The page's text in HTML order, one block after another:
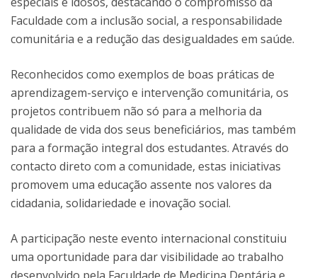
Faculdade com a inclusão social, a responsabilidade
comunitária e a redução das desigualdades em saúde.
Reconhecidos como exemplos de boas práticas de
aprendizagem-serviço e intervenção comunitária, os
projetos contribuem não só para a melhoria da
qualidade de vida dos seus beneficiários, mas também
para a formação integral dos estudantes. Através do
contacto direto com a comunidade, estas iniciativas
promovem uma educação assente nos valores da
cidadania, solidariedade e inovação social.
A participação neste evento internacional constituiu
uma oportunidade para dar visibilidade ao trabalho